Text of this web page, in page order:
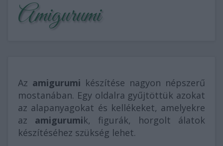
Amigurumi
Az amigurumi készítése nagyon népszerű
mostanában. Egy oldalra gyűjtöttük azokat
az alapanyagokat és kellékeket, amelyekre
az amigurumik, figurák, horgolt álatok
készítéséhez szükség lehet.